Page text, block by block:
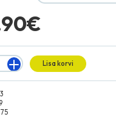
€
Lisa korvi